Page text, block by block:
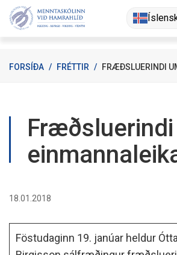
Fara
FORSÍÐA / FRÉTTIR / FRÆÐSLUERINDI
18.01.2018
Föstudaginn 19. janúar heldur